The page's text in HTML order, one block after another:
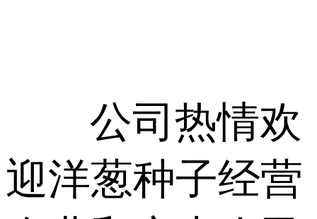
公司热情欢
迎洋葱种子经营